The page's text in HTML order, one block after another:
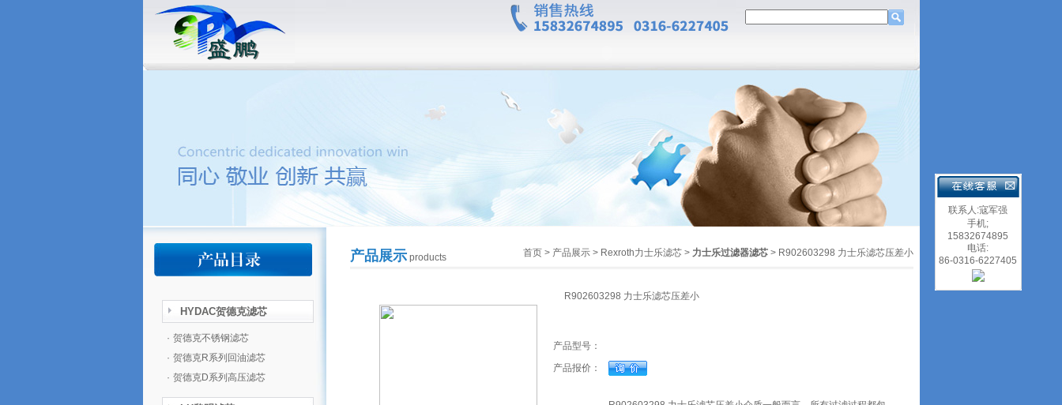
HYDAC贺德克滤芯
· 贺德克不锈钢滤芯
· 贺德克R系列回油滤芯
· 贺德克D系列高压滤芯
产品展示 products 首页 > 产品展示 > Rexroth力士乐滤芯 > 力士乐过滤器滤芯 > R902603298 力士乐滤芯压差小
R902603298 力士乐滤芯压差小
产品型号：
产品报价：
联系人:寇军强
手机;
15832674895
电话:
86-0316-6227405